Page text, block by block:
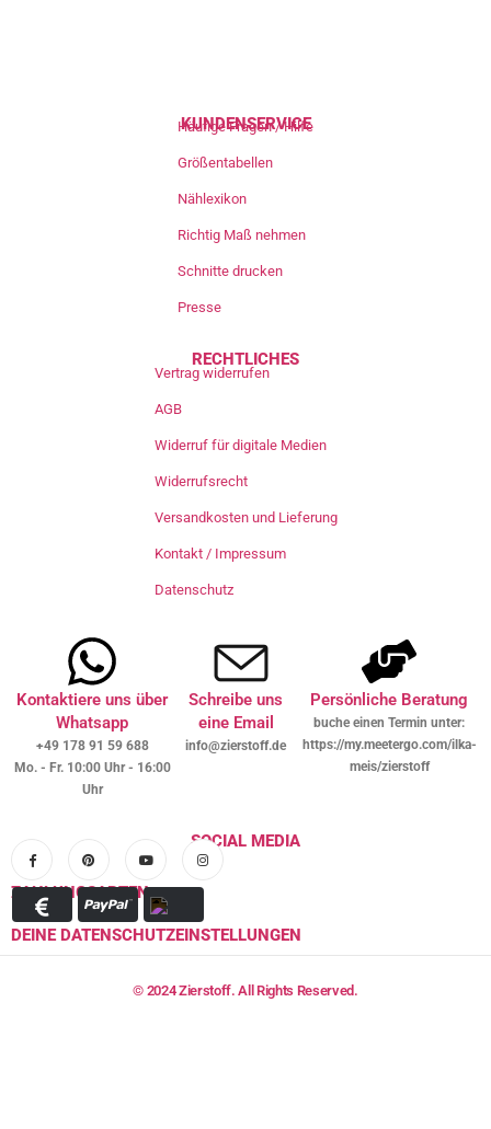
KUNDENSERVICE
Häufige Fragen / Hilfe
Größentabellen
Nählexikon
Richtig Maß nehmen
Schnitte drucken
Presse
RECHTLICHES
Vertrag widerrufen
AGB
Widerruf für digitale Medien
Widerrufsrecht
Versandkosten und Lieferung
Kontakt / Impressum
Datenschutz
Kontaktiere uns über
Whatsapp
+49 178 91 59 688
Mo. - Fr. 10:00 Uhr - 16:00
Uhr
Schreibe uns
eine Email
info@zierstoff.de
Persönliche Beratung
buche einen Termin unter:
https://my.meetergo.com/ilka-
meis/zierstoff
SOCIAL MEDIA
ZAHLUNGSARTEN
DEINE DATENSCHUTZEINSTELLUNGEN
© 2024 Zierstoff. All Rights Reserved.